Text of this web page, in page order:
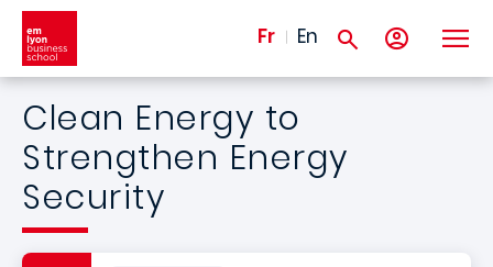
Aller au contenu principal
Fr En
Clean Energy to
Strengthen Energy
Security